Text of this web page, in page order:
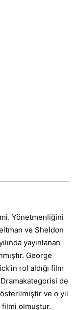
Yönetmenliğini
ve Sheldon
yayınlanan
George
rol aldığı film
de
ve o yıl
olmuştur.